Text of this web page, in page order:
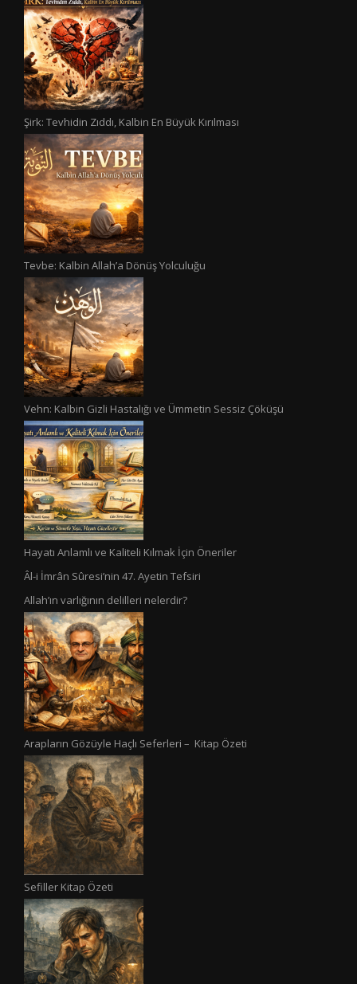
Şirk: Tevhidin Zıddı, Kalbin En Büyük Kırılması
Tevbe: Kalbin Allah’a Dönüş Yolculuğu
Vehn: Kalbin Gizli Hastalığı ve Ümmetin Sessiz Çöküşü
Hayatı Anlamlı ve Kaliteli Kılmak İçin Öneriler
Âl-i İmrân Sûresi’nin 47. Ayetin Tefsiri
Allah’ın varlığının delilleri nelerdir?
Arapların Gözüyle Haçlı Seferleri – Kitap Özeti
Sefiller Kitap Özeti